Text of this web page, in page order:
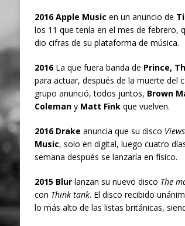
2016 Apple Music en un anuncio de
los 11 que tenía en el mes de febrero,
dio cifras de su plataforma de música.
2016La que fuera banda de Prince,
para actuar, después de la muerte del
grupo anunció, todos juntos, Brown
Colemany Matt Finkque vuelven.
2016 Drake anuncia que su disco Views
Music, solo en digital, luego cuatro
semana después se lanzaría en físico.
2015 Blurlanzan su nuevo disco The
con Think tank. El disco recibido
lo más alto de las listas británicas,